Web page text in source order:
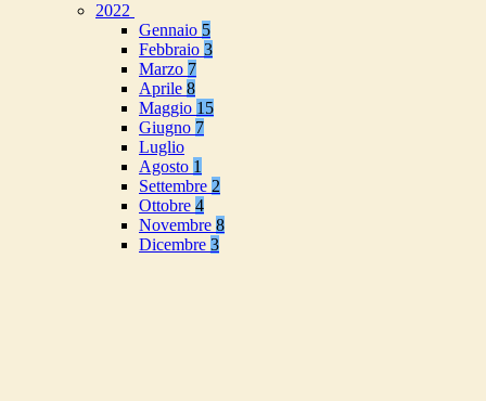
2022
Gennaio 5
Febbraio 3
Marzo 7
Aprile 8
Maggio 15
Giugno 7
Luglio
Agosto 1
Settembre 2
Ottobre 4
Novembre 8
Dicembre 3